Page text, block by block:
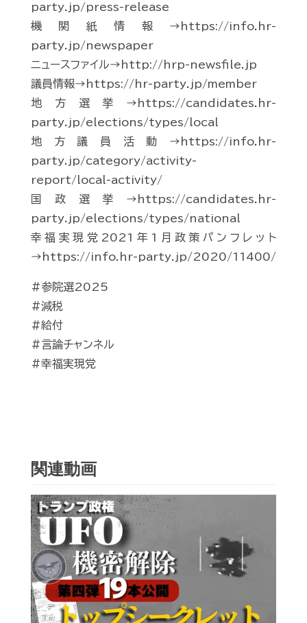
party.jp/press-release
機関紙情報→https://info.hr-
party.jp/newspaper
ニュースファイル→http://hrp-newsfile.jp
議員情報→https://hr-party.jp/member
地方選挙→https://candidates.hr-
party.jp/elections/types/local
地方議員活動→https://info.hr-
party.jp/category/activity-
report/local-activity/
国政選挙→https://candidates.hr-
party.jp/elections/types/national
幸福実現党2021年1月政策パンフレット
→https://info.hr-party.jp/2020/11400/
#参院選2025
#減税
#給付
#言論チャンネル
#幸福実現党
関連動画